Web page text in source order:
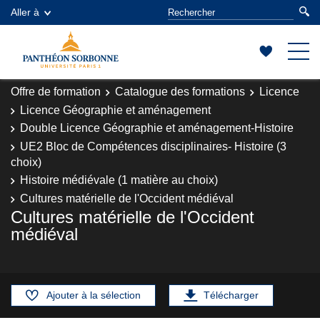
Aller à
Offre de formation Catalogue des formations
Licence
Licence Géographie et aménagement
Double Licence Géographie et aménagement-Histoire
UE2 Bloc de Compétences disciplinaires- Histoire (3
choix)
Histoire médiévale (1 matière au choix)
Cultures matérielle de l'Occident médiéval
Cultures matérielle de l'Occident
médiéval
Ajouter à la sélection Télécharger